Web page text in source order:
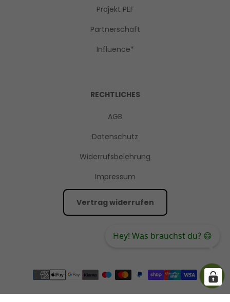
Unser Team
Nachhaltigkeit
Projekt PEF
RECHTLICHES
AGB
Datenschutz
Widerrufsbelehrung
Impressum
Vertrag widerrufen
Hey! Was brauchst du? 😄